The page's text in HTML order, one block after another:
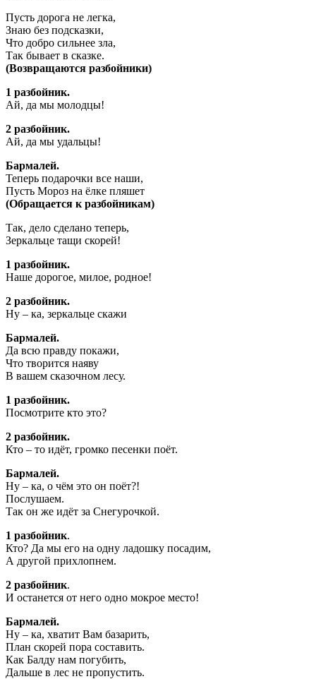
Пусть дорога не легка,
Знаю без подсказки,
Что добро сильнее зла,
Так бывает в сказке.
(Возвращаются разбойники)
1 разбойник.
Ай, да мы молодцы!
2 разбойник.
Ай, да мы удальцы!
Бармалей.
Теперь подарочки все наши,
Пусть Мороз на ёлке пляшет
(Обращается к разбойникам)
Так, дело сделано теперь,
Зеркальце тащи скорей!
1 разбойник.
Наше дорогое, милое, родное!
2 разбойник.
Ну – ка, зеркальце скажи
Бармалей.
Да всю правду покажи,
Что творится наяву
В вашем сказочном лесу.
1 разбойник.
Посмотрите кто это?
2 разбойник.
Кто – то идёт, громко песенки поёт.
Бармалей.
Ну – ка, о чём это он поёт?!
Послушаем.
Так он же идёт за Снегурочкой.
1 разбойник.
Кто? Да мы его на одну ладошку посадим,
А другой прихлопнем.
2 разбойник.
И останется от него одно мокрое место!
Бармалей.
Ну – ка, хватит Вам базарить,
План скорей пора составить.
Как Балду нам погубить,
Дальше в лес не пропустить.